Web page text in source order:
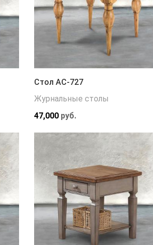
Стол АС-727
Журнальные столы
47,000руб.